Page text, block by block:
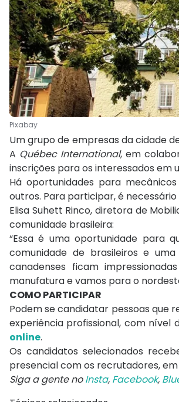
Pixabay
Um grupo de empresas da cidade
A Québec International, em
inscrições para os interessados em
Há oportunidades para
outros. Para participar, é
Elisa Suhett Rinco, diretora de
comunidade brasileira:
“Essa é uma oportunidade para
comunidade de brasileiros e
canadenses ficam
manufatura e vamos para o
COMO PARTICIPAR
Podem se candidatar pessoas que
experiência profissional, com nível
online.
Os candidatos selecionados
presencial com os recrutadores,
Siga a gente noInsta, Facebook,